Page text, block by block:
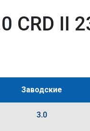
CRD II
Заводские
3.0